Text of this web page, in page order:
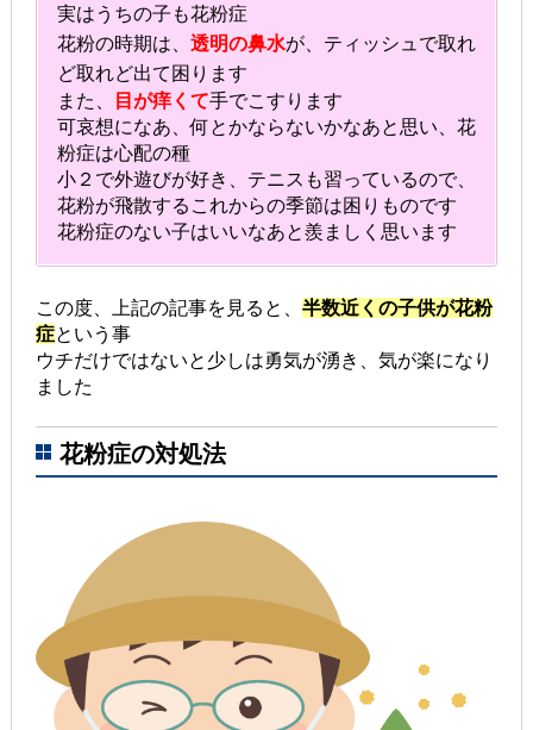
実はうちの子も花粉症
花粉の時期は、 透明の鼻水が、ティッシュで取れ
ど取れど出て困ります
また、
目が痒くて手でこすります
可哀想になあ、何とかならないかなあと思い、花
粉症は心配の種
小２で外遊びが好き、テニスも習っているので、
花粉が飛散するこれからの季節は困りものです
花粉症のない子はいいなあと羨ましく思います
この度、上記の記事を見ると、 半数近くの子供が花粉
症という事
ウチだけではないと少しは勇気が湧き、気が楽になり
ました
花粉症の対処法